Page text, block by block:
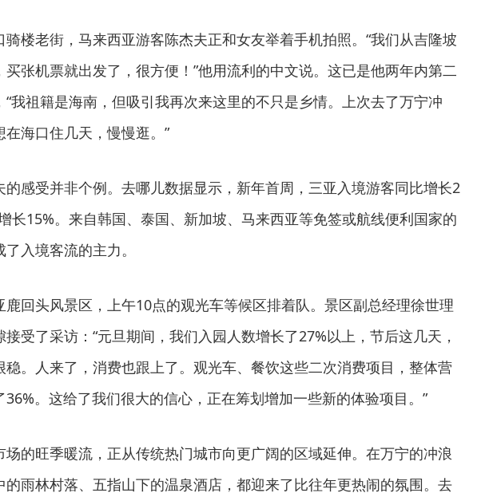
骑楼老街，马来西亚游客陈杰夫正和女友举着手机拍照。“我们从吉隆坡
买张机票就出发了，很方便！”他用流利的中文说。这已是他两年内第二
“我祖籍是海南，但吸引我再次来这里的不只是乡情。上次去了万宁冲
在海口住几天，慢慢逛。”
的感受并非个例。去哪儿数据显示，新年首周，三亚入境游客同比增长2
长15%。来自韩国、泰国、新加坡、马来西亚等免签或航线便利国家的
入境客流的主力。
鹿回头风景区，上午10点的观光车等候区排着队。景区副总经理徐世理
接受了采访：“元旦期间，我们入园人数增长了27%以上，节后这几天，
稳。人来了，消费也跟上了。观光车、餐饮这些二次消费项目，整体营
36%。这给了我们很大的信心，正在筹划增加一些新的体验项目。”
场的旺季暖流，正从传统热门城市向更广阔的区域延伸。在万宁的冲浪
的雨林村落、五指山下的温泉酒店，都迎来了比往年更热闹的氛围。去